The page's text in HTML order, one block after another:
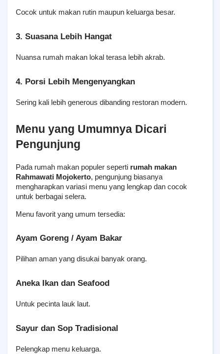
Cocok untuk makan rutin maupun keluarga besar.
3. Suasana Lebih Hangat
Nuansa rumah makan lokal terasa lebih akrab.
4. Porsi Lebih Mengenyangkan
Sering kali lebih generous dibanding restoran modern.
Menu yang Umumnya Dicari
Pengunjung
Pada rumah makan populer seperti rumah makan
Rahmawati Mojokerto, pengunjung biasanya
mengharapkan variasi menu yang lengkap dan cocok
untuk berbagai selera.
Menu favorit yang umum tersedia:
Ayam Goreng / Ayam Bakar
Pilihan aman yang disukai banyak orang.
Aneka Ikan dan Seafood
Untuk pecinta lauk laut.
Sayur dan Sop Tradisional
Pelengkap menu keluarga.